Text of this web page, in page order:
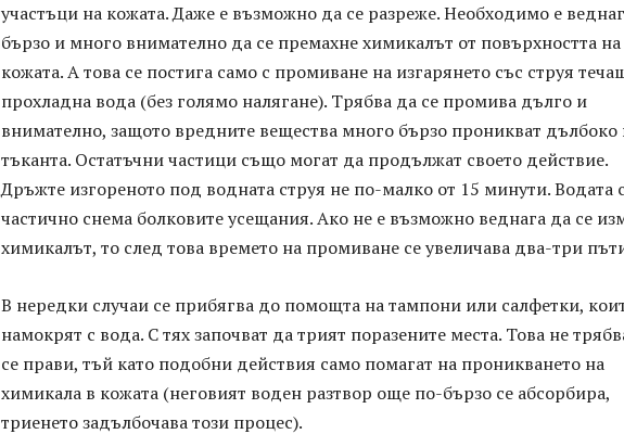
участъци на кожата. Даже е възможно да се разреже. Необходимо е
бързо и много внимателно да се премахне химикалът от повърхността на
кожата. А това се постига само с промиване на изгарянето със струя
прохладна вода (без голямо налягане). Трябва да се промива дълго и
внимателно, защото вредните вещества много бързо проникват дълбоко
тъканта. Остатъчни частици също могат да продължат своето действие.
Дръжте изгореното под водната струя не по-малко от 15 минути. Водата
частично снема болковите усещания. Ако не е възможно веднага да се
химикалът, то след това времето на промиване се увеличава два-три
В нередки случаи се прибягва до помощта на тампони или салфетки,
намокрят с вода. С тях започват да трият поразените места. Това не
се прави, тъй като подобни действия само помагат на проникването на
химикала в кожата (неговият воден разтвор още по-бързо се абсорбира,
триенето задълбочава този процес).